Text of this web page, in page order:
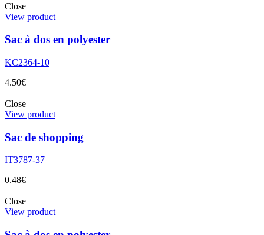
Close
View product
Sac à dos en polyester
KC2364-10
4.50€
Close
View product
Sac de shopping
IT3787-37
0.48€
Close
View product